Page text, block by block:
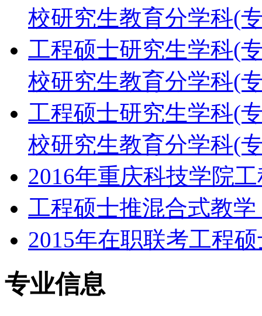
校研究生教育分学科(
工程硕士研究生学科(
校研究生教育分学科(
工程硕士研究生学科(
校研究生教育分学科(
2016年重庆科技学院
工程硕士推混合式教
2015年在职联考工程
专业信息